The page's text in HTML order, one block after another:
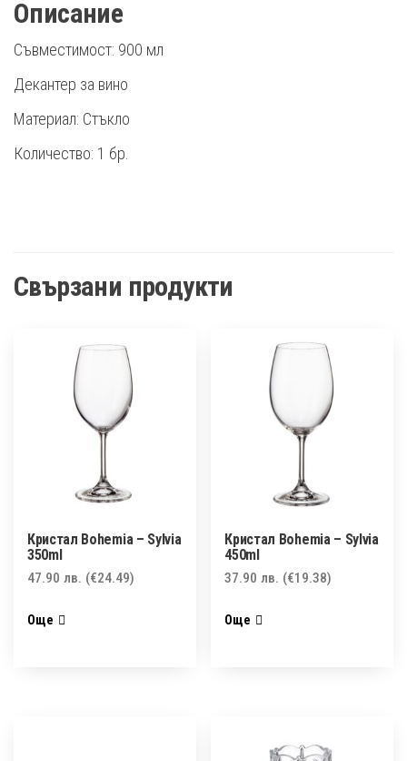
Описание
Съвместимост: 900 мл
Декантер за вино
Материал: Стъкло
Количество: 1 бр.
Свързани продукти
Кристал Bohemia – Sylvia
350ml
47.90 лв. (€24.49)
Още
Кристал Bohemia – Sylvia
450ml
37.90лв. (€19.38)
Още